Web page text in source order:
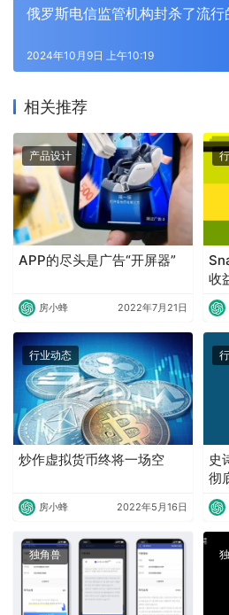
俄罗斯电信监管机构封杀了流
2024年10月9日 上午10:19
相关推荐
产品设计
APP的尽头是广告“开屏器”
房小蜂 2022年7月21日
收
行业动态
炒作虚拟货币终将一场空
房小蜂 2022年5月16日
史
彻
独角兽